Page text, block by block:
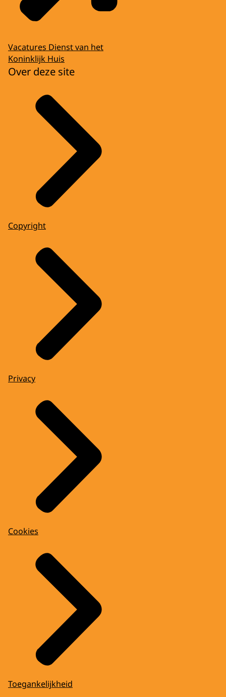
Vacatures Dienst van het
Koninklijk Huis
Over deze site
Copyright
Privacy
Cookies
Toegankelijkheid